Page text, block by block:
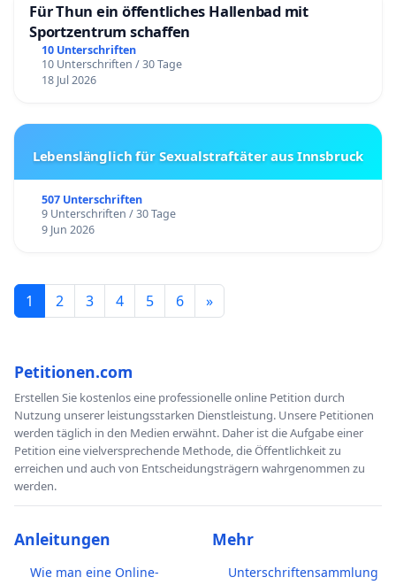
Für Thun ein öffentliches Hallenbad mit
Sportzentrum schaffen
10 Unterschriften
10 Unterschriften / 30 Tage
18 Jul 2026
Lebenslänglich für Sexualstraftäter aus Innsbruck
507 Unterschriften
9 Unterschriften / 30 Tage
9 Jun 2026
1 2 3 4 5 6 »
Petitionen.com
Erstellen Sie kostenlos eine professionelle online Petition durch
Nutzung unserer leistungsstarken Dienstleistung. Unsere Petitionen
werden täglich in den Medien erwähnt. Daher ist die Aufgabe einer
Petition eine vielversprechende Methode, die Öffentlichkeit zu
erreichen und auch von Entscheidungsträgern wahrgenommen zu
werden.
Anleitungen
Wie man eine Online-
Mehr
Unterschriftensammlung